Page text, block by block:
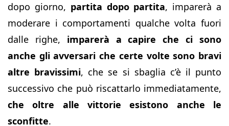
dopo giorno, partita dopo partita, imparerà a
moderare i comportamenti qualche volta fuori
dalle righe, imparerà a capire che ci sono
anche gli avversari che certe volte sono bravi
altre bravissimi, che se si sbaglia c’è il punto
successivo che può riscattarlo immediatamente,
che oltre alle vittorie esistono anche le
sconfitte.